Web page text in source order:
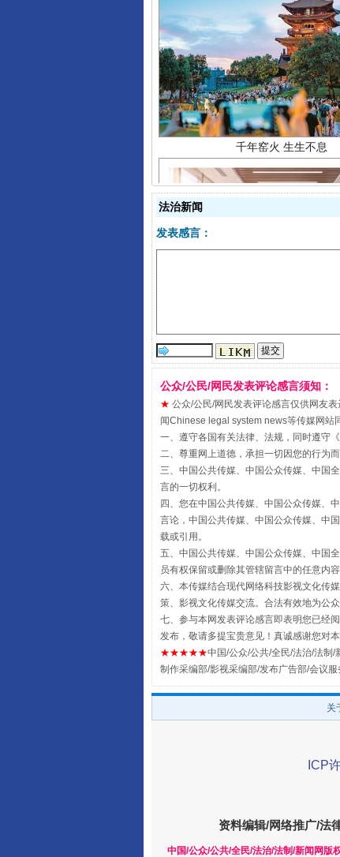
千年窑火 生生不息
受贿1.44亿！段成刚被判
法治新闻
发表感言：
公众/公民/网民发表评论感言须知：
★ 公众/公民/网民发表评论感言仅供网友
闻Chinese legal system news等传媒网站
一、遵守各国有关法律、法规，同时遵守《
二、尊重网上道德，承担一切因您的行为
三、中国公共传媒、中国公众传媒、中国
言的一切权利。
四、您在中国公共传媒、中国公众传媒、
言论，中国公共传媒、中国公众传媒、中
载或引用。
五、中国公共传媒、中国公众传媒、中国
员有权保留或删除其管辖留言中的任意内容
六、本传媒结合现代网络科技影视文化传
策、影视文化传媒交流。合法有效地为公
七、参与本网发表评论感言即表明您已经
发布，敬请多提宝贵意见！真诚感谢您对
★★★★★中国/公众/公共/全民/法治/法制
制作采编部/影视采编部/发布广告部/会议服
关
ICP
资料编辑/网络推广/法
中国/公众/公共/全民/法治/法制/新闻网版